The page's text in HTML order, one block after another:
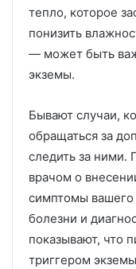
тепло, которое
понизить
— может быть
экземы.
Бывают случаи,
обращаться за
следить за ними.
врачом о
симптомы вашего
болезни и
показывают, что
триггером